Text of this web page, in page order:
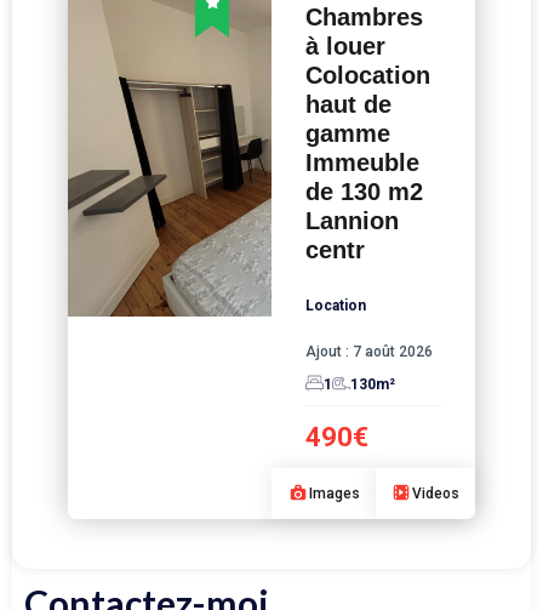
Chambres
à louer
Colocation
haut de
gamme
Immeuble
de 130 m2
Lannion
centr
Location
Ajout : 7 août 2026
1
130m²
490€
Images Videos